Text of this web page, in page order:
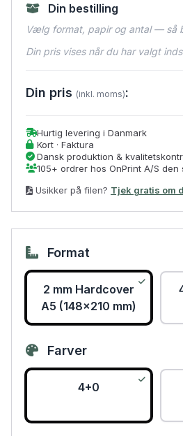
Din bestilling
Vælg format, papir og antal — så
Din pris vises når du har valgt
Din pris (inkl. moms):
Hurtig levering i Danmark
Kort · Faktura
Dansk produktion &
105+ ordrer hos OnPrint A/S den
Usikker på filen? Tjek gratis om
Format
2 mm Hardcover
A5 (148x210 mm)
Farver
4+0